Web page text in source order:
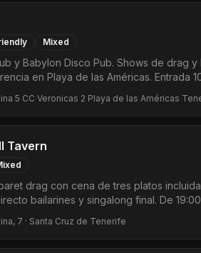
Mixed
y Babylon Disco Pub. Shows de drag
en Playa de las Américas. Entrada
5 CC Veronicas 2 Playa de las Américas
Tavern
drag con cena de tres platos
bailarines y singalong final. De
7 · Santa Cruz de Tenerife